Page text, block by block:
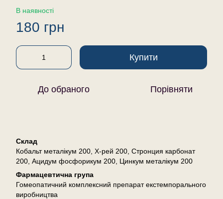
В наявності
180 грн
Купити
До обраного Порівняти
Склад
Кобальт металікум 200, Х-рей 200, Стронция карбонат
200, Ацидум фосфорикум 200, Цинкум металікум 200
Фармацевтична група
Гомеопатичний комплексний препарат екстемпорального
виробництва